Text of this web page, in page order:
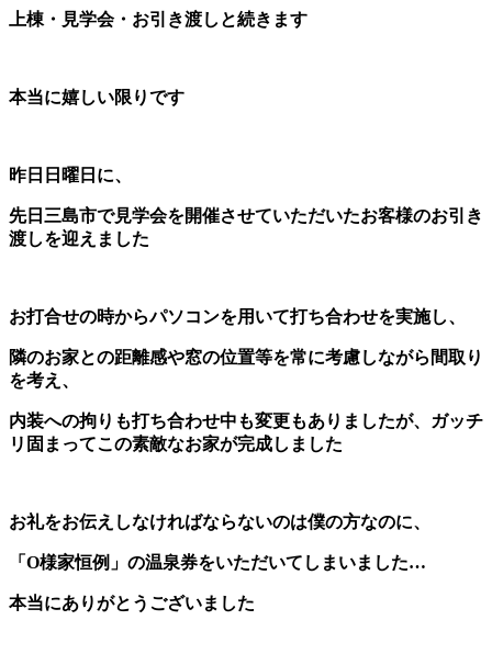
上棟・見学会・お引き渡しと続きます
本当に嬉しい限りです
昨日日曜日に、
先日三島市で見学会を開催させていただいたお客様のお引き
渡しを迎えました
お打合せの時からパソコンを用いて打ち合わせを実施し、
隣のお家との距離感や窓の位置等を常に考慮しながら間取り
を考え、
内装への拘りも打ち合わせ中も変更もありましたが、ガッチ
リ固まってこの素敵なお家が完成しました
お礼をお伝えしなければならないのは僕の方なのに、
「O様家恒例」の温泉券をいただいてしまいました…
本当にありがとうございました